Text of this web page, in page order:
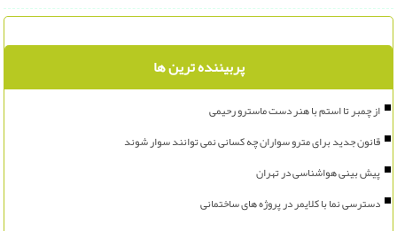
پربیننده ترین ها
از چمبر تا استم با هنر دست ماسترو رحیمی
قانون جدید برای مترو سواران چه کسانی نمی توانند سوار شوند
پیش بینی هواشناسی در تهران
دسترسی نما با کلایمر در پروژه های ساختمانی